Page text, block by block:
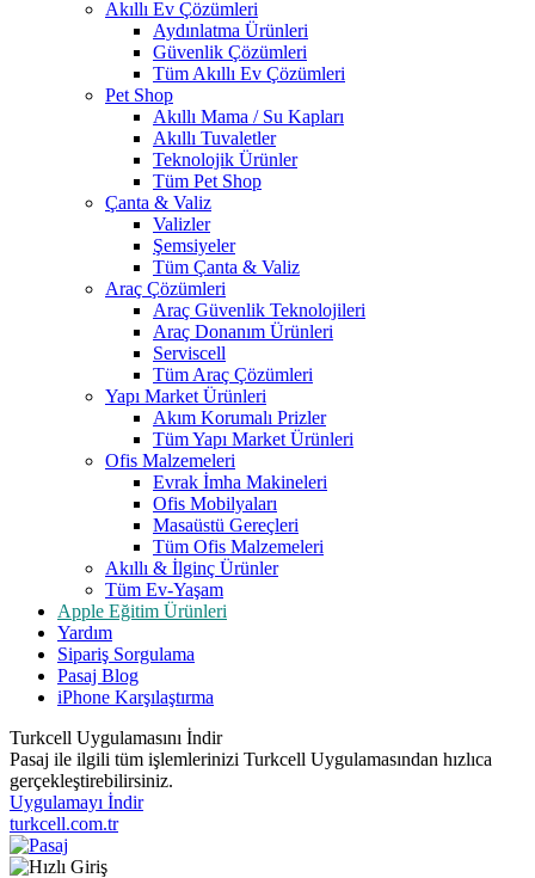
Akıllı Ev Çözümleri
Aydınlatma Ürünleri
Güvenlik Çözümleri
Tüm Akıllı Ev Çözümleri
Pet Shop
Akıllı Mama / Su Kapları
Akıllı Tuvaletler
Teknolojik Ürünler
Tüm Pet Shop
Çanta & Valiz
Valizler
Şemsiyeler
Tüm Çanta & Valiz
Araç Çözümleri
Araç Güvenlik Teknolojileri
Araç Donanım Ürünleri
Serviscell
Tüm Araç Çözümleri
Yapı Market Ürünleri
Akım Korumalı Prizler
Tüm Yapı Market Ürünleri
Ofis Malzemeleri
Evrak İmha Makineleri
Ofis Mobilyaları
Masaüstü Gereçleri
Tüm Ofis Malzemeleri
Akıllı & İlginç Ürünler
Tüm Ev-Yaşam
Apple Eğitim Ürünleri
Yardım
Sipariş Sorgulama
Pasaj Blog
iPhone Karşılaştırma
Turkcell Uygulamasını İndir
Pasaj ile ilgili tüm işlemlerinizi Turkcell Uygulamasından hızlıca
gerçekleştirebilirsiniz.
Uygulamayı İndir
turkcell.com.tr